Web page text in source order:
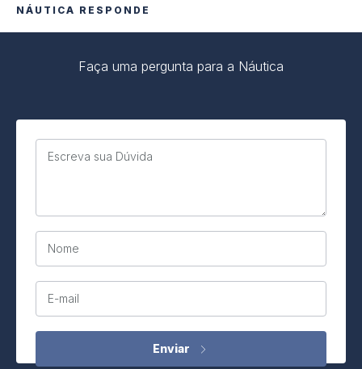
NÁUTICA RESPONDE
Faça uma pergunta para a Náutica
Escreva sua Dúvida
Nome
E-mail